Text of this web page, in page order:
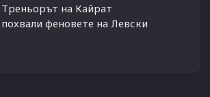
Треньорът на Кайрат
похвали феновете на Левски